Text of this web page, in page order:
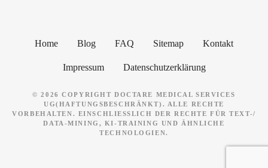
Home Blog FAQ Sitemap Kontakt
Impressum Datenschutzerklärung
© 2026 COPYRIGHT DOCTARE MEDICAL SERVICES
UG(HAFTUNGSBESCHRÄNKT). ALLE RECHTE
VORBEHALTEN. EINSCHLIESSLICH DER RECHTE FÜR TEXT-/ D
ATA-MINING, KI-TRAINING UND ÄHNLICHE T
ECHNOLOGIEN.